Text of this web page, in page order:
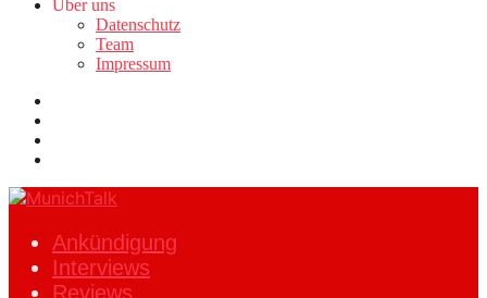
Über uns
Datenschutz
Team
Impressum
Ankündigung
Interviews
Reviews